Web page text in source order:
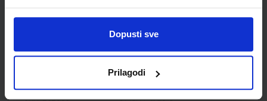
Dopusti sve
Prilagodi
E-SVIJET 1; radna bilježnica informatike u prvom razredu
Autor(i):Josipa Blagus Marijana Šundov
ŠKOLSKA KNJIGA d.d. Registarski broj ministarstva: